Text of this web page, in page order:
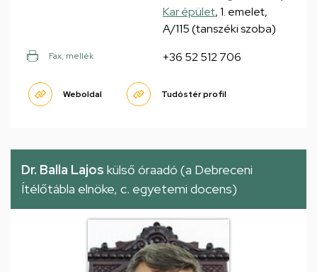
Kar épület, 1. emelet,
A/115 (tanszéki szoba)
Fax, mellék +36 52 512 706
Weboldal Tudóstér profil
Dr. Balla Lajos külső óraadó (a Debreceni
Ítélőtábla elnöke, c. egyetemi docens)